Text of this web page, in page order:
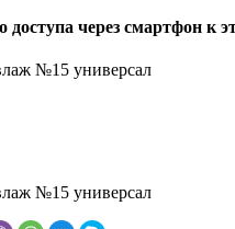
доступа через смартфон к
№15 универсал
№15 универсал